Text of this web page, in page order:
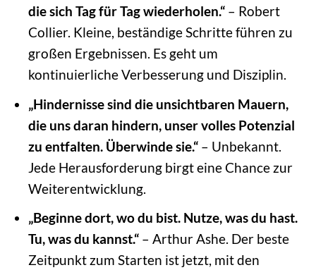
die sich Tag für Tag wiederholen.“– Robert
Collier. Kleine, beständige Schritte führen zu
großen Ergebnissen. Es geht um
kontinuierliche Verbesserung und Disziplin.
„Hindernisse sind die unsichtbaren Mauern,
die uns daran hindern, unser volles Potenzial
zu entfalten. Überwinde sie.“– Unbekannt.
Jede Herausforderung birgt eine Chance zur
Weiterentwicklung.
„Beginne dort, wo du bist. Nutze, was du hast.
Tu, was du kannst.“– Arthur Ashe. Der beste
Zeitpunkt zum Starten ist jetzt, mit den